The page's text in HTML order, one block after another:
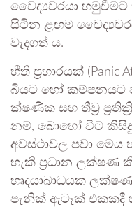
වෛද්‍යවරයා
සිටින ළඟම
වැදගත් ය.
භීති ප්‍රහාරයක් (Panic
බියට හෝ කම්පනයට
ක්ෂණික සහ තීව්‍ර
නම්, බොහෝ විට
අවස්ථාවල පවා මෙය
හැකි ප්‍රධාන ලක්ෂණ
හෘදයාබාධයක
පැනික් ඇටෑක් එකකදී